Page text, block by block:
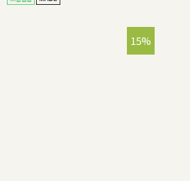
15%